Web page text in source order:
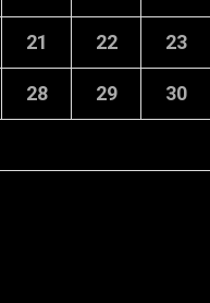
21 22 23
28 29 30